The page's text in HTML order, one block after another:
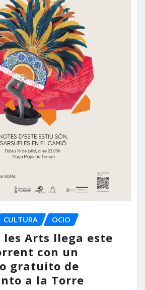
CULTURA OCIO
les Arts llega este
con un
gratuito de
a la Torre